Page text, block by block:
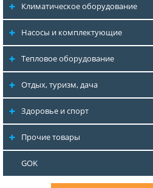
Климатическое оборудование
Насосы и комплектующие
Тепловое оборудование
Отдых, туризм, дача
Здоровье и спорт
Прочие товары
GOK